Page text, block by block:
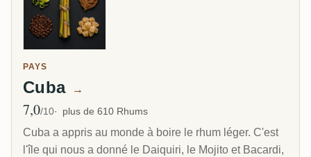
PAYS
Cuba →
Note moyenne
7,0/10 plus de 610 Rhums
Cuba a appris au monde à boire le rhum léger. C'est
l'île qui nous a donné le Daiquiri, le Mojito et Bacardi,